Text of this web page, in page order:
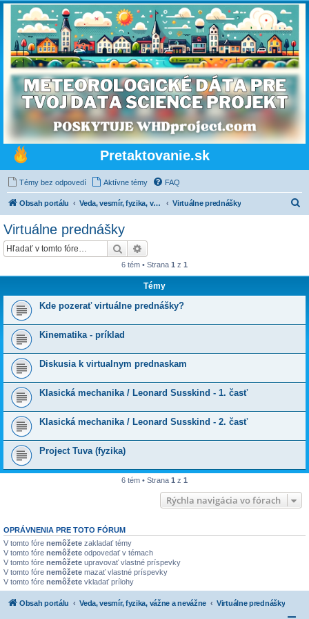
Pretaktovanie.sk
Témy bez odpovedí Aktívne témy FAQ
Obsah portálu Veda, vesmír, fyzika, vážne a nevážne Virtuálne prednášky
Virtuálne prednášky
Hľadať
6 tém • Strana 1 z 1
Témy
Kde pozerať virtuálne prednášky?
Kinematika - príklad
Diskusia k virtualnym prednaskam
Klasická mechanika / Leonard Susskind - 1. časť
Klasická mechanika / Leonard Susskind - 2. časť
Project Tuva (fyzika)
6 tém • Strana 1 z 1
Rýchla navigácia vo fórach
OPRÁVNENIA PRE TOTO FÓRUM
V tomto fóre nemôžete zakladať témy
V tomto fóre nemôžete odpovedať v témach
V tomto fóre nemôžete upravovať vlastné príspevky
V tomto fóre nemôžete mazať vlastné príspevky
V tomto fóre nemôžete vkladať prílohy
Obsah portálu Veda, vesmír, fyzika, vážne a nevážne Virtuálne prednášky